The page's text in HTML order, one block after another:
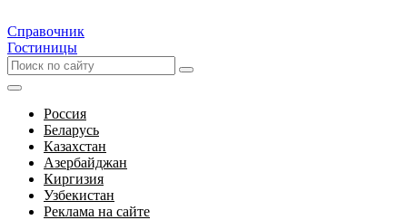
Справочник
Гостиницы
Россия
Беларусь
Казахстан
Азербайджан
Киргизия
Узбекистан
Реклама на сайте